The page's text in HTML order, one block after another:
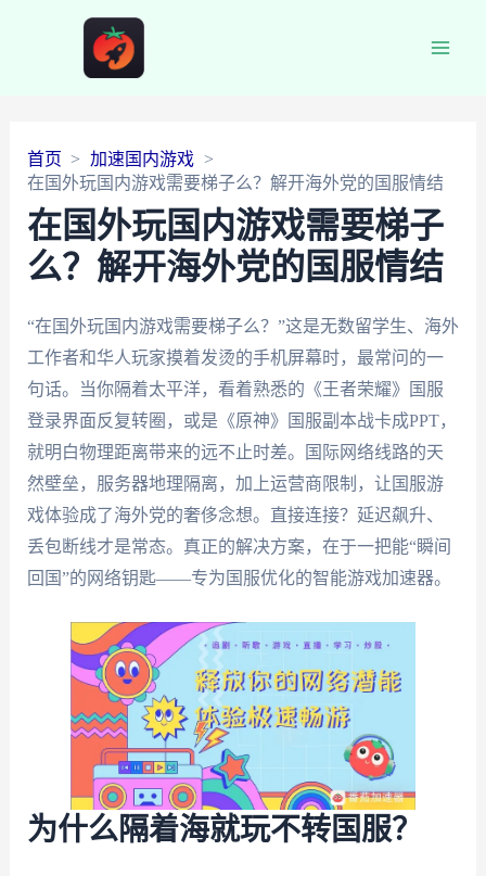
首页
加速国内游戏
在国外玩国内游戏需要梯子么？解开海外党的国服情结
在国外玩国内游戏需要梯子
么？解开海外党的国服情结
“在国外玩国内游戏需要梯子么？”这是无数留学生、海外
工作者和华人玩家摸着发烫的手机屏幕时，最常问的一
句话。当你隔着太平洋，看着熟悉的《王者荣耀》国服
登录界面反复转圈，或是《原神》国服副本战卡成PPT，
就明白物理距离带来的远不止时差。国际网络线路的天
然壁垒，服务器地理隔离，加上运营商限制，让国服游
戏体验成了海外党的奢侈念想。直接连接？延迟飙升、
丢包断线才是常态。真正的解决方案，在于一把能“瞬间
回国”的网络钥匙——专为国服优化的智能游戏加速器。
为什么隔着海就玩不转国服？